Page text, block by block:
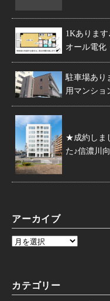
1Kありま
オール電化
駐車場あ
用マンショ
★成約しま
た♪信濃川
アーカイブ
カテゴリー